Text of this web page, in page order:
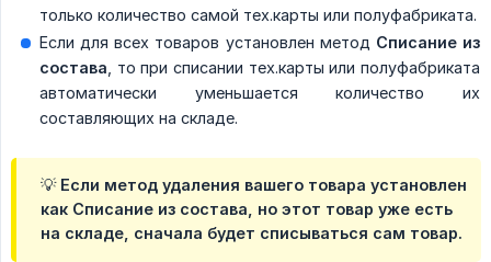
только количество самой тех.карты или полуфабриката.
Если для всех товаров установлен метод Списание из
состава , то при списании тех.карты или полуфабриката
автоматически уменьшается количество их
составляющих на складе.
💡 Если метод удаления вашего товара установлен
как Списание из состава, но этот товар уже есть
на складе, сначала будет списываться сам товар.